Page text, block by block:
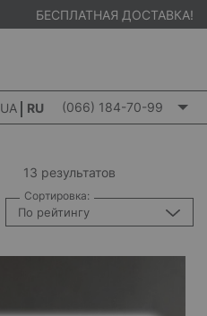
БЕСПЛАТНАЯ ДОСТАВКА!
UA RU (066) 184-70-99
13 результатов
Сортировка:
По рейтингу